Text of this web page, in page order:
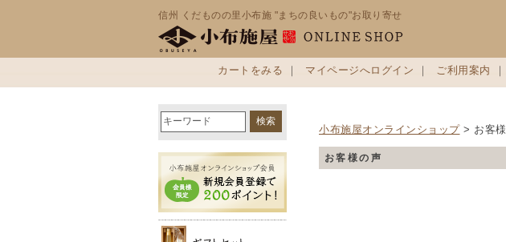
信州 くだものの里小布施 "まちの良いもの"お取り寄せ
カートをみる ｜ マイページへログイン ｜ ご利用案内 ｜
小布施屋オンラインショップ> お客
お客様の声